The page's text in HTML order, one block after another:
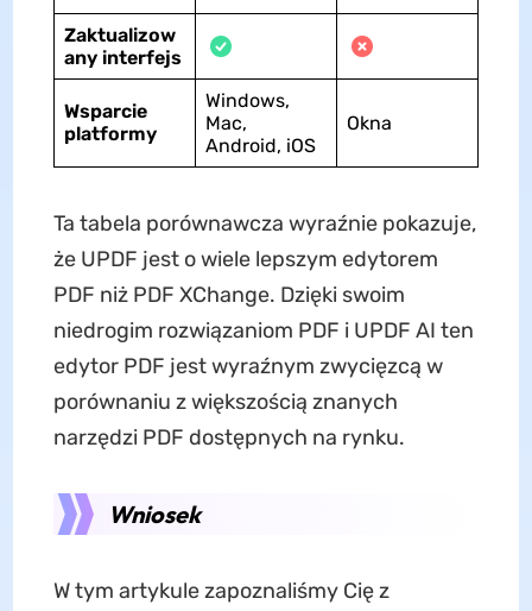
Zaktualizow
any interfejs
Wsparcie
platformy
Windows,
Mac,
Android, iOS
Okna
Ta tabela porównawcza wyraźnie pokazuje,
że UPDF jest o wiele lepszym edytorem
PDF niż PDF XChange. Dzięki swoim
niedrogim rozwiązaniom PDF i UPDF AI ten
edytor PDF jest wyraźnym zwycięzcą w
porównaniu z większością znanych
narzędzi PDF dostępnych na rynku.
Wniosek
W tym artykule zapoznaliśmy Cię z